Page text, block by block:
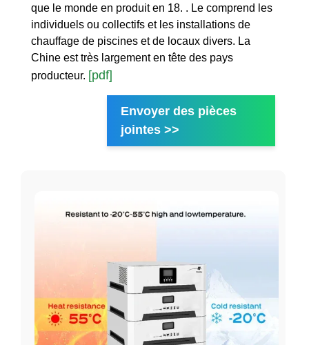
que le monde en produit en 18. . Le comprend les
individuels ou collectifs et les installations de
chauffage de piscines et de locaux divers. La
Chine est très largement en tête des pays
producteur. [pdf]
Envoyer des pièces
jointes >>